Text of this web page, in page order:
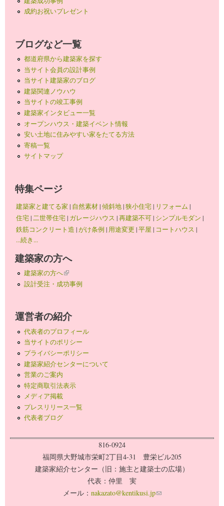
成約お祝いプレゼント
ブログなど一覧
都道府県から建築家を探す
当サイト会員の設計事例
当サイト建築家のブログ
建築関連ノウハウ
当サイトの竣工事例
建築家インタビュー一覧
オープンハウス・建築イベント情報
安い土地に住みやすい家をたてる方法
寄稿一覧
サイトマップ
特集ページ
建築家と建てる家 | 自然素材|傾斜地|狭小住宅| リフォーム |
住宅|二世帯住宅| ガレージハウス |再建築不可| シンプルモダン |
鉄筋コンクリート造 |がけ条例 | 用途変更 |平屋 | コートハウス |
...続き...
建築家の方へ
建築家の方へ(link is external)
設計受注・成功事例
運営者の紹介
代表者のプロフィール
当サイトのポリシー
プライバシーポリシー
建築家紹介センターについて
営業のご案内
特定商取引法表示
メディア掲載
プレスリリース一覧
代表者ブログ
816-0924
福岡県大野城市栄町2丁目4-31 豊栄ビル205
建築家紹介センター（旧：施主と建築士の広場）
代表：仲里 実
メール： nakazato@kentikusi.jp(link sends e-mail)